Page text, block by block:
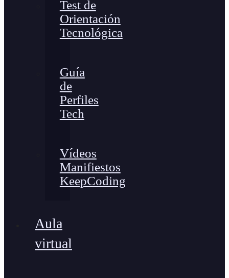
Test de
Orientación
Tecnológica
Guía
de
Perfiles
Tech
Vídeos
Manifiestos
KeepCoding
Aula
virtual